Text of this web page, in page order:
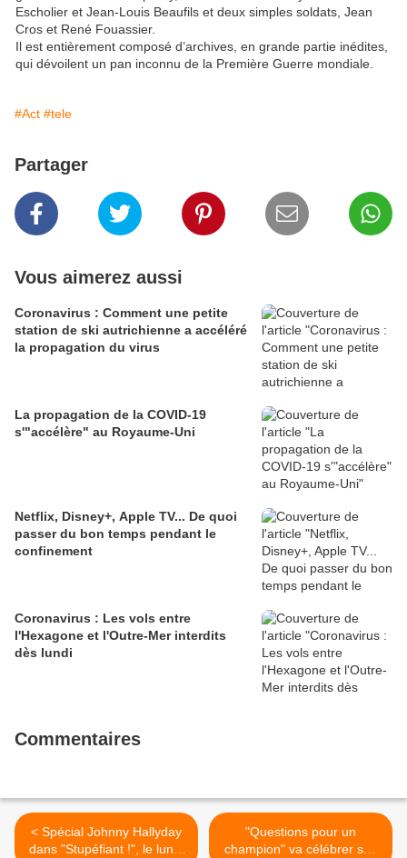
Escholier et Jean-Louis Beaufils et deux simples soldats, Jean
Cros et René Fouassier.
Il est entièrement composé d’archives, en grande partie inédites,
qui dévoilent un pan inconnu de la Première Guerre mondiale.
#Act #tele
Partager
Vous aimerez aussi
Coronavirus : Comment une petite
station de ski autrichienne a accéléré
la propagation du virus
La propagation de la COVID-19
s'"accélère" au Royaume-Uni
Netflix, Disney+, Apple TV... De quoi
passer du bon temps pendant le
confinement
Coronavirus : Les vols entre
l'Hexagone et l'Outre-Mer interdits
dès lundi
Commentaires
< Spécial Johnny Hallyday
dans "Stupéfiant !", le lundi
"Questions pour un
champion" va célébrer ses